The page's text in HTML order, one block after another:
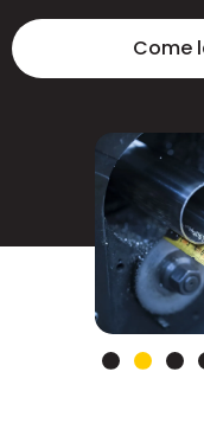
Come